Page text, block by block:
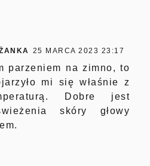
25 MARCA 2023 23:17
parzeniem na zimno, to
mi się właśnie z
Dobre jest
skóry głowy